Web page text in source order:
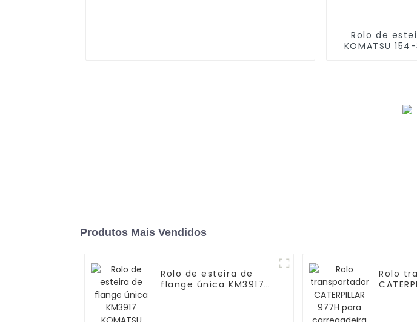
Rolo de
KOMATSU
Produtos Mais Vendidos
Rolo de esteira de
flange única KM3917
Rolo